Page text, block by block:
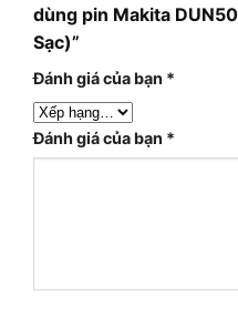
dùng pin Makita
Sạc)”
Đánh giá của bạn *
Đánh giá của bạn *